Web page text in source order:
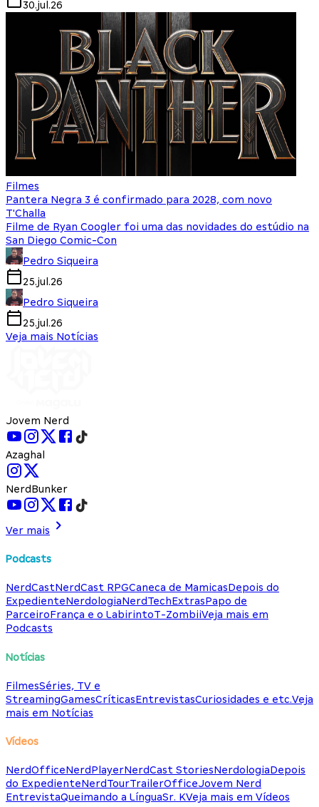
30.jul.26
Filmes
Pantera Negra 3 é confirmado para 2028, com novo
T'Challa
Filme de Ryan Coogler foi uma das novidades do estúdio na
San Diego Comic-Con
Pedro Siqueira
25.jul.26
Pedro Siqueira
25.jul.26
Veja mais Notícias
Jovem Nerd
Azaghal
NerdBunker
Ver mais
Podcasts
NerdCastNerdCast RPGCaneca de MamicasDepois do
ExpedienteNerdologiaNerdTechExtrasPapo de
ParceiroFrança e o LabirintoT-ZombiiVeja mais em
Podcasts
Notícias
FilmesSéries, TV e
StreamingGamesCríticasEntrevistasCuriosidades e etc.Veja
mais em Notícias
Vídeos
NerdOfficeNerdPlayerNerdCast StoriesNerdologiaDepois
do ExpedienteNerdTourTrailerOfficeJovem Nerd
EntrevistaQueimando a LínguaSr. KVeja mais em Vídeos